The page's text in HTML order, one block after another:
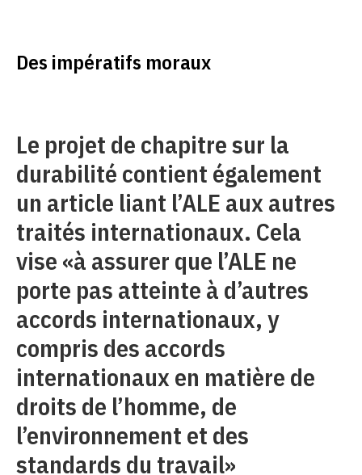
Des impératifs moraux
Le projet de chapitre sur la
durabilité contient également
un article liant l’ALE aux autres
traités internationaux. Cela
vise «à assurer que l’ALE ne
porte pas atteinte à d’autres
accords internationaux, y
compris des accords
internationaux en matière de
droits de l’homme, de
l’environnement et des
standards du travail»